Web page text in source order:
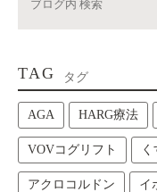
TAG タグ
AGA HARG療法
VOVコグリフト く
アクロコルドン イ